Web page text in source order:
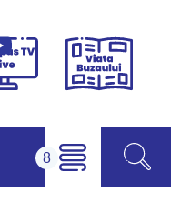
Campus
Viața